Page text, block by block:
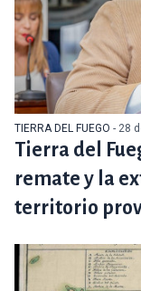
TIERRA DEL FUEGO - 28
Tierra del
remate y la
territorio